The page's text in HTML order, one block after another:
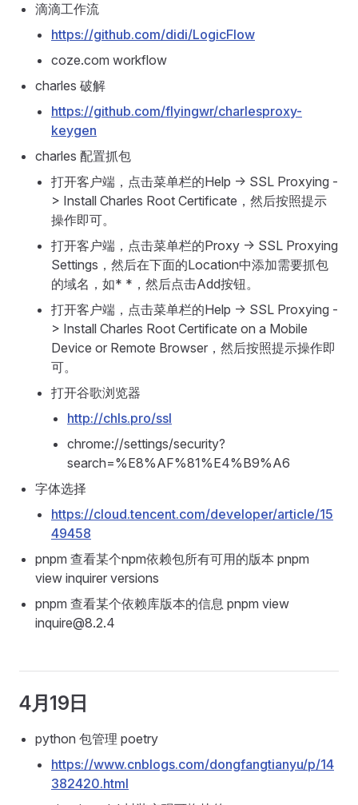
滴滴工作流
https://github.com/didi/LogicFlow
coze.com workflow
charles 破解
https://github.com/flyingwr/charlesproxy-
keygen
charles 配置抓包
打开客户端，点击菜单栏的Help -> SSL Proxying -
> Install Charles Root Certificate，然后按照提示
操作即可。
打开客户端，点击菜单栏的Proxy -> SSL Proxying
Settings，然后在下面的Location中添加需要抓包
的域名，如* *，然后点击Add按钮。
打开客户端，点击菜单栏的Help -> SSL Proxying -
> Install Charles Root Certificate on a Mobile
Device or Remote Browser，然后按照提示操作即
可。
打开谷歌浏览器
http://chls.pro/ssl
chrome://settings/security?
search=%E8%AF%81%E4%B9%A6
字体选择
https://cloud.tencent.com/developer/article/15
49458
pnpm 查看某个npm依赖包所有可用的版本 pnpm
view inquirer versions
pnpm 查看某个依赖库版本的信息 pnpm view
inquire@8.2.4
4月19日
python 包管理 poetry
https://www.cnblogs.com/dongfangtianyu/p/14
382420.html